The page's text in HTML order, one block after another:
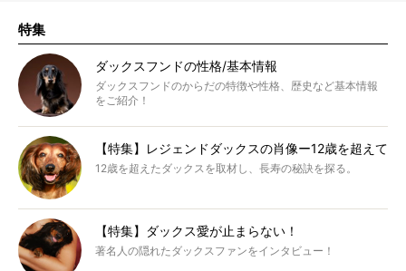
特集
ダックスフンドの性格/基本情報
ダックスフンドのからだの特徴や性格、歴史など基本情報
をご紹介！
【特集】レジェンドダックスの肖像ー12歳を超えて
12歳を超えたダックスを取材し、長寿の秘訣を探る。
【特集】ダックス愛が止まらない！
著名人の隠れたダックスファンをインタビュー！